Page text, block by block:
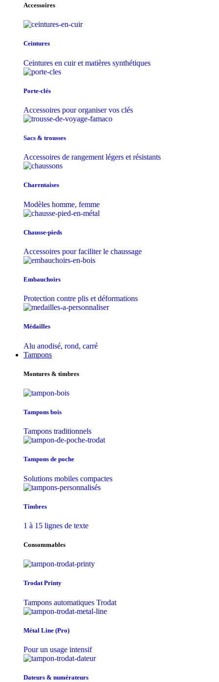
Accessoires
Ceintures
Ceintures en cuir et matières synthétiques
Porte-clés
Accessoires pour organiser vos clés
Sacs & trousse​s
Accessoires de rangement légers et résistants
Charentaises
Modèles homme, femme
Chausse-pieds
Accessoires pour faciliter le chaussage
Embauchoirs
Protection contre plis et déformations
Médailles
Alu anodisé, rond, carré
Tampons
Montures & timbres
Tampons bois
Tampons traditionnels
Tampons de poche
Solutions mobiles compactes
Timbres
1 à 15 lignes de texte
Consommables
Trodat Printy
Tampons automatiques Trodat
Métal Line (Pro)
Pour un usage intensif
Dateurs & numérateurs